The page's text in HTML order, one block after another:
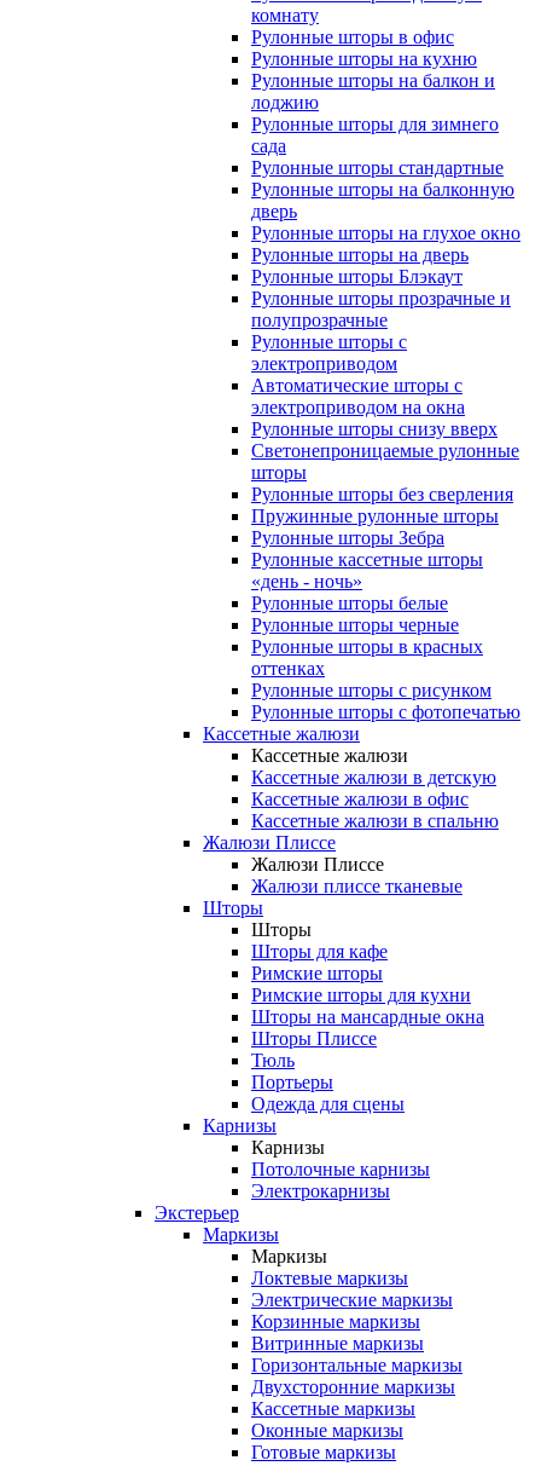
комнату
Рулонные шторы в офис
Рулонные шторы на кухню
Рулонные шторы на балкон и
лоджию
Рулонные шторы для зимнего
сада
Рулонные шторы стандартные
Рулонные шторы на балконную
дверь
Рулонные шторы на глухое окно
Рулонные шторы на дверь
Рулонные шторы Блэкаут
Рулонные шторы прозрачные и
полупрозрачные
Рулонные шторы с
электроприводом
Автоматические шторы с
электроприводом на окна
Рулонные шторы снизу вверх
Светонепроницаемые рулонные
шторы
Рулонные шторы без сверления
Пружинные рулонные шторы
Рулонные шторы Зебра
Рулонные кассетные шторы
«день - ночь»
Рулонные шторы белые
Рулонные шторы черные
Рулонные шторы в красных
оттенках
Рулонные шторы с рисунком
Рулонные шторы с фотопечатью
Кассетные жалюзи
Кассетные жалюзи
Кассетные жалюзи в детскую
Кассетные жалюзи в офис
Кассетные жалюзи в спальню
Жалюзи Плиссе
Жалюзи Плиссе
Жалюзи плиссе тканевые
Шторы
Шторы
Шторы для кафе
Римские шторы
Римские шторы для кухни
Шторы на мансардные окна
Шторы Плиссе
Тюль
Портьеры
Одежда для сцены
Карнизы
Карнизы
Потолочные карнизы
Электрокарнизы
Экстерьер
Маркизы
Маркизы
Локтевые маркизы
Электрические маркизы
Корзинные маркизы
Витринные маркизы
Горизонтальные маркизы
Двухсторонние маркизы
Кассетные маркизы
Оконные маркизы
Готовые маркизы